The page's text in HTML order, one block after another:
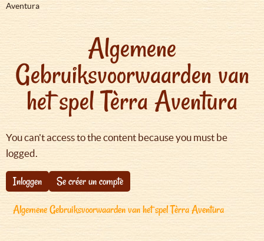
Aventura
Algemene
Gebruiksvoorwaarden van
het spel Tèrra Aventura
You can't access to the content because you must be
logged.
Inloggen
Se créer un compte
Algemene Gebruiksvoorwaarden van het spel Tèrra Aventura